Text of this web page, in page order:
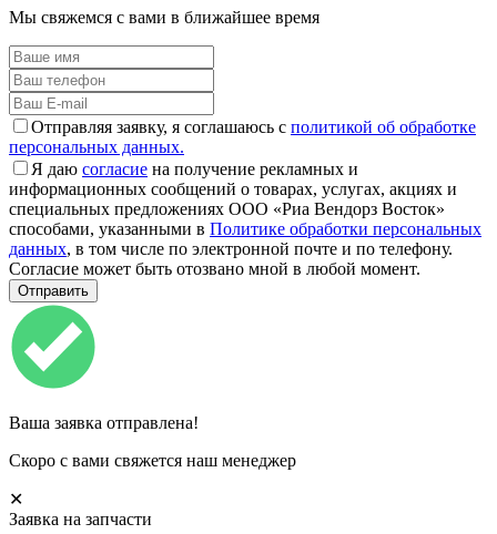
Мы свяжемся с вами в ближайшее время
Отправляя заявку, я соглашаюсь с политикой об обработке
персональных данных.
Я даю согласие на получение рекламных и
информационных сообщений о товарах, услугах, акциях и
специальных предложениях ООО «Риа Вендорз Восток»
способами, указанными в Политике обработки персональных
данных, в том числе по электронной почте и по телефону.
Согласие может быть отозвано мной в любой момент.
Ваша заявка отправлена!
Скоро с вами свяжется наш менеджер
✕
Заявка на запчасти